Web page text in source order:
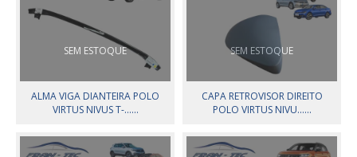
SEM ESTOQUE
ALMA VIGA DIANTEIRA POLO
VIRTUS NIVUS T-......
SEM ESTOQUE
CAPA RETROVISOR DIREITO
POLO VIRTUS NIVU......